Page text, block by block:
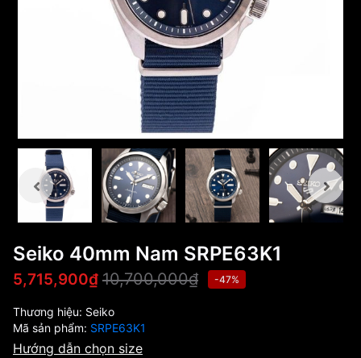
Seiko 40mm Nam SRPE63K1
5,715,900₫ 10,700,000₫ -47%
Thương hiệu: Seiko
Mã sản phẩm: SRPE63K1
Hướng dẫn chọn size